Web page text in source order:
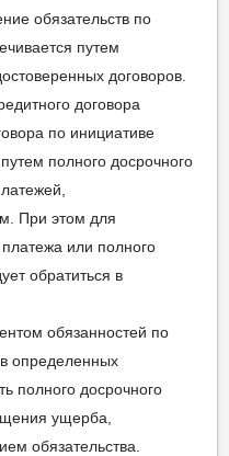
обязательств по
путем
договоров.
договора
по инициативе
полного досрочного
При этом для
или полного
обратиться в
обязанностей по
определенных
полного досрочного
ущерба,
обязательства.